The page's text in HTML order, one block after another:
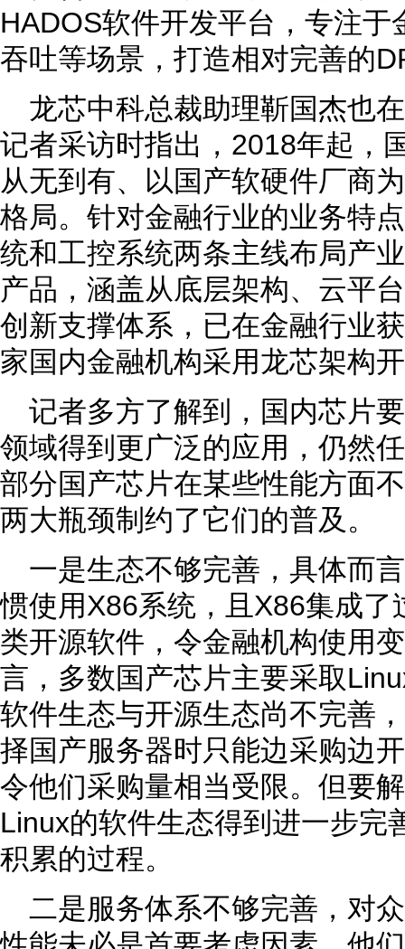
HADOS软件开发平台，专注
吞吐等场景，打造相对完善的
龙芯中科总裁助理靳国杰也
记者采访时指出，2018年起，
从无到有、以国产软硬件厂商
格局。针对金融行业的业务特
统和工控系统两条主线布局产
产品，涵盖从底层架构、云平
创新支撑体系，已在金融行业
家国内金融机构采用龙芯架构
记者多方了解到，国内芯片
领域得到更广泛的应用，仍然
部分国产芯片在某些性能方面
两大瓶颈制约了它们的普及。
一是生态不够完善，具体而
惯使用X86系统，且X86集成
类开源软件，令金融机构使用
言，多数国产芯片主要采取
软件生态与开源生态尚不完善
择国产服务器时只能边采购边
令他们采购量相当受限。但要
Linux的软件生态得到进一步完
积累的过程。
二是服务体系不够完善，对